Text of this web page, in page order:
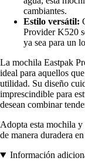
cambiantes.
Estilo versátil:
Provider K520
ya sea para un
La mochila Eastpak
ideal para aquellos
utilidad. Su diseño
imprescindible para
desean combinar
Adopta esta mochila y
de manera duradera
Información